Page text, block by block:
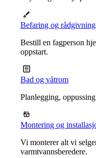
Befaring og rådgivning
Bestill en fagperson
oppstart.
Bad og våtrom
Planlegging,
Montering og
Vi monterer alt vi
varmtvannsberedere.